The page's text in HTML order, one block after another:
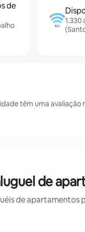
de
têm uma avaliação
de
de